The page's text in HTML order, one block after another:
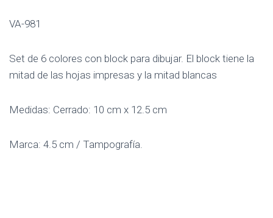
VA-981
Set de 6 colores con block para dibujar. El block tiene la
mitad de las hojas impresas y la mitad blancas
Medidas: Cerrado: 10 cm x 12.5 cm
Marca: 4.5 cm / Tampografía.